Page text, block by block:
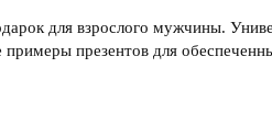
для взрослого мужчины.
презентов для